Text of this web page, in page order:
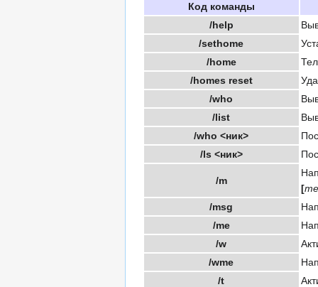
Код команды
/help
/sethome
/home
/homes reset
/who
/list
/who <ник>
/ls <ник>
/m
[
/msg
/me
/w
/wme
/t